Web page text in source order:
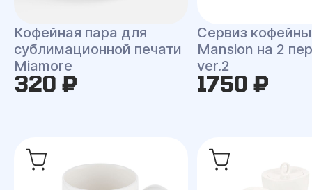
Кофейная пара для
сублимационной печати
Miamore
320 ₽
Сервиз
Mansion на 2
ver.2
1750 ₽